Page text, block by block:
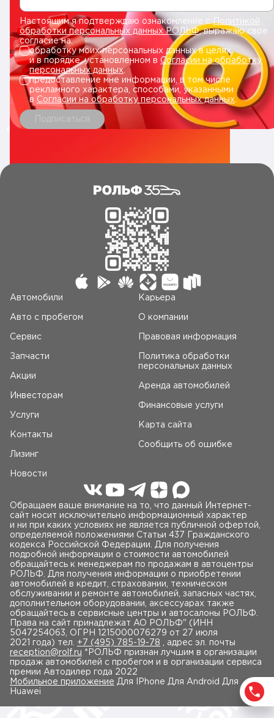
Настоящим я подтверждаю ознакомление сПолитикой
обработки персональных данных РОЛЬФ, выражаю свое
согласие на:
обработку моих персональных данных в целях
и в порядке, установленном в Согласии на обработку
персональных данных.
предоставление мне информации, в том числе
рекламного характера, способами, указанными
в Согласии на обработку персональных данных
Подписаться
Автомобили
Авто c пробегом
Сервис
Запчасти
Акции
Инвесторам
Услуги
Контакты
Лизинг
Новости
Карьера
О компании
Правовая информация
Политика обработки
персональных данных
Аренда автомобилей
Финансовые услуги
Карта сайта
Сообщить об ошибке
Обращаем ваше внимание на то, что данный Интернет-
сайт носит исключительно информационный характер
и ни при каких условиях не является публичной офертой,
определяемой положениями Статьи 437 Гражданского
кодекса Российской Федерации. Для получения
подробной информации о стоимости автомобилей
обращайтесь к менеджерам по продажам в автоцентры
РОЛЬФ. Для получения информации о приобретении
автомобилей в кредит, страховании, техническом
обслуживании и ремонте автомобилей, запасных частях,
дополнительном оборудовании, аксессуарах также
обращайтесь в сервисные центры и автосалоны РОЛЬФ.
Права на сайт принадлежат AO РОЛЬФ" (ИНН
5047254063, ОГРН 1215000076279 от 27 июля
2021 года) тел. +7 (495) 785-19-78 , адрес эл. почты
reception@rolf.ru *РОЛЬФ признан лучшим в организации
продаж автомобилей с пробегом и в организации сервиса
премии Автодилер года 2022
Мобильное приложение Для IPhone Для Android Для
Huawei